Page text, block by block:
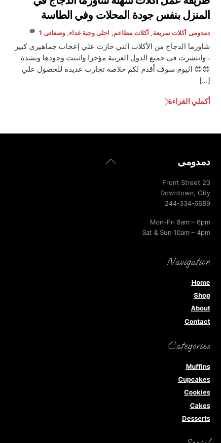
المنزل بنفس جودة المحلات وفي الطاسة
دمدومى أكلات سريعة,أكلات مطاعم, احلى وجبة غداء,وصفاتى 1
شاورما الدجاج من الأكلات التي حازت علي إعجاب جماهيرى كبير
، وانتشرت في جميع الدول العربية مؤخرا واثبتت وجودها وبشدة
😍😍 اليوم سوف أقدم لكم خلاصة تجارب عديدة للحصول علي
[…]
أكملي القراءة
Back
دمدومى
23 Front Street
Downtown, City
244-334-6689
Mon-Fri 8am – 6pm
Sat & Sun 10am – 4pm
Navigation
Home
Shop
About
Contact
Categories
Muffins
Cupcakes
Cookies
Cakes
Desserts